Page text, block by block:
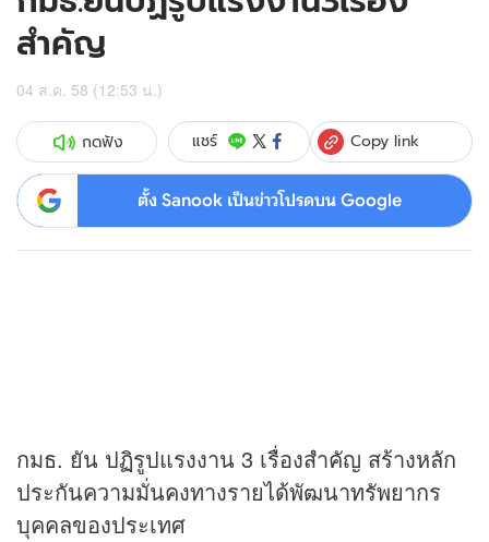
สำคัญ
04 ส.ค. 58 (12:53 น.)
กดฟัง แชร์ Copy link
ตั้ง Sanook เป็นข่าวโปรดบน Google
กมธ. ยัน ปฏิรูปแรงงาน 3 เรื่องสำคัญ สร้างหลัก
ประกันความมั่นคงทางรายได้พัฒนาทรัพยากร
บุคคลของประเทศ